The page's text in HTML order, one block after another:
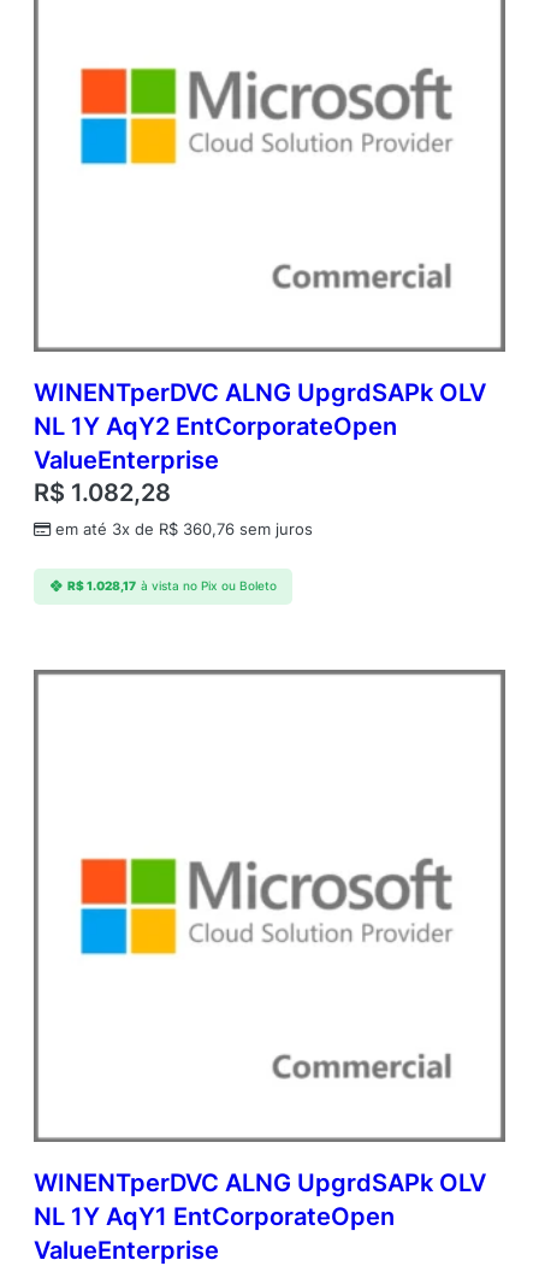
WINENTperDVC ALNG UpgrdSAPk OLV
NL 1Y AqY2 EntCorporateOpen
ValueEnterprise
R$ 1.082,28
em até 3x de R$ 360,76 sem juros
R$1.028,17 à vista no Pix ou Boleto
WINENTperDVC ALNG UpgrdSAPk OLV
NL 1Y AqY1 EntCorporateOpen
ValueEnterprise